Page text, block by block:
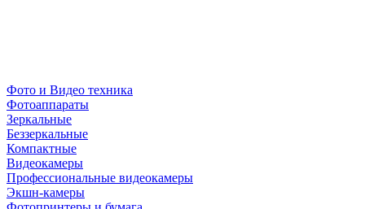
Фото и Видео техника
Фотоаппараты
Зеркальные
Беззеркальные
Компактные
Видеокамеры
Профессиональные видеокамеры
Экшн-камеры